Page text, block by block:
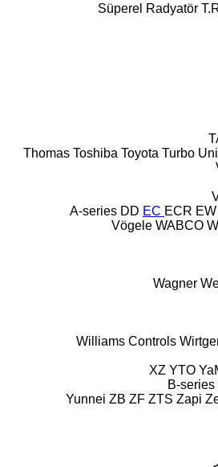
Süperel Radyatör
Thomas Toshiba Toyota Turbo
A-series DD EC ECR EW
Vögele WABCO
Wagner
Williams Controls
XZ YTO
B-series
Yunnei ZB ZF ZTS Zapi